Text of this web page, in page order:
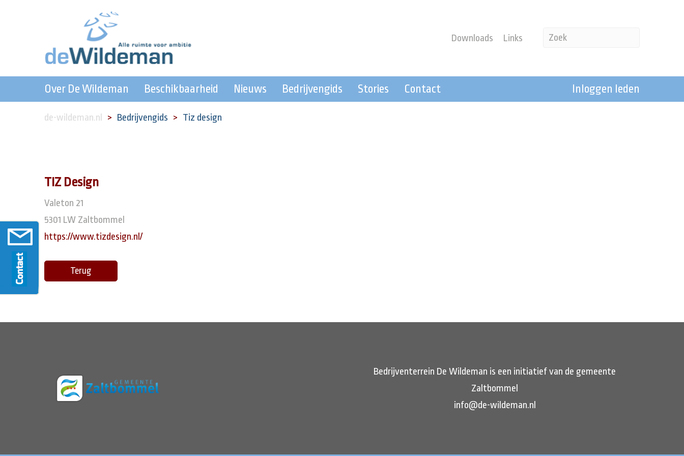
Downloads Links
Over De Wildeman Beschikbaarheid Nieuws Bedrijvengids Stories Contact Inloggen leden
de-wildeman.nl Bedrijvengids Tiz design
TIZ Design
Valeton 21
5301 LW Zaltbommel
https://www.tizdesign.nl/
Terug
Bedrijventerrein De Wildeman is een initiatief van de gemeente
Zaltbommel
info@de-wildeman.nl